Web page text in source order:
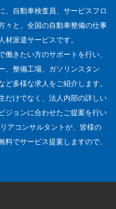
、自動車検査員、サービスフロ
々と、全国の自動車整備の仕事
派遣サービスです。
きたい方のサポートを行い、
、整備工場、ガソリンスタン
多様な求人をご紹介します。
だけでなく、法人内部の詳しい
ジョンに合わせたご提案を行い
アコンサルタントが、皆様の
でサービス提案しますので、